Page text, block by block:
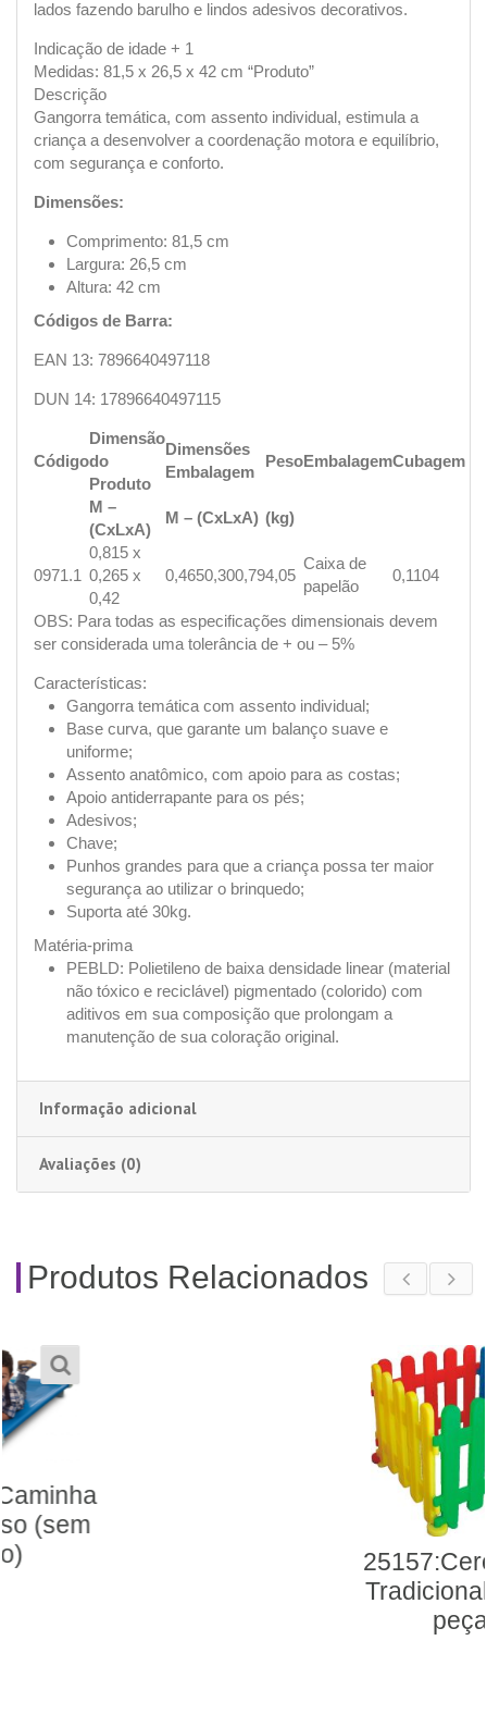
lados fazendo barulho e lindos adesivos decorativos.
Indicação de idade + 1
Medidas: 81,5 x 26,5 x 42 cm “Produto”
Descrição
Gangorra temática, com assento individual, estimula a
criança a desenvolver a coordenação motora e equilíbrio,
com segurança e conforto.
Dimensões:
Comprimento: 81,5 cm
Largura: 26,5 cm
Altura: 42 cm
Códigos de Barra:
EAN 13: 7896640497118
DUN 14: 17896640497115
Código
Dimensão
do
Produto
Dimensões
Embalagem
PesoEmbalagemCubagem
M –
(CxLxA)
M – (CxLxA) (kg)
0971.1
0,815 x
0,265 x
0,42
0,4650,300,794,05
Caixa de
papelão
0,1104
OBS: Para todas as especificações dimensionais devem
ser considerada uma tolerância de + ou – 5%
Características:
Gangorra temática com assento individual;
Base curva, que garante um balanço suave e
uniforme;
Assento anatômico, com apoio para as costas;
Apoio antiderrapante para os pés;
Adesivos;
Chave;
Punhos grandes para que a criança possa ter maior
segurança ao utilizar o brinquedo;
Suporta até 30kg.
Matéria-prima
PEBLD: Polietileno de baixa densidade linear (material
não tóxico e reciclável) pigmentado (colorido) com
aditivos em sua composição que prolongam a
manutenção de sua coloração original.
Informação adicional
Avaliações (0)
Produtos Relacionados
25157:Cercadinho
Tradicional Com 4